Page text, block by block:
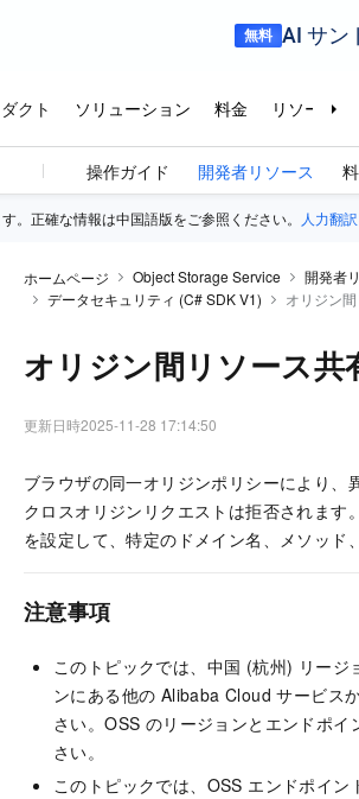
操作ガイド 開発者リソース
。正確な情報は中国語版をご参照ください。 人力翻
ホームページ Object Storage Service 開発者
データセキュリティ (C# SDK V1)
オリジン
オリジン間リソース共
更新日時2025-11-28 17:14:50
ブラウザの同一オリジンポリシーにより
クロスオリジンリクエストは拒否されま
を設定して、特定のドメイン名、メソッド
注意事項
このトピックでは、中国 (杭州) リージ
ンにある他の Alibaba Cloud サービス
さい。OSS のリージョンとエンドポイ
さい。
このトピックでは、OSS エンドポイ